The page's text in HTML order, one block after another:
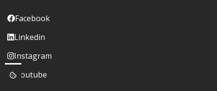
Facebook
Linkedin
Instagram
Youtube